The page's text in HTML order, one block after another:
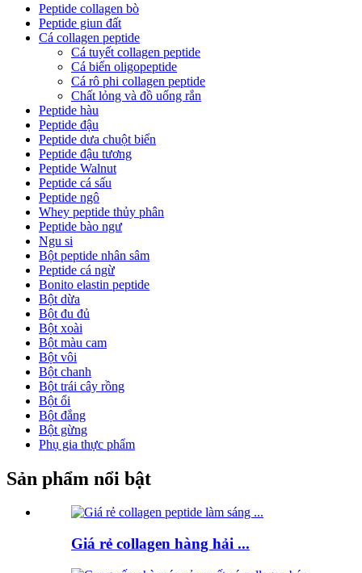
Peptide collagen bò
Peptide giun đất
Cá collagen peptide
Cá tuyết collagen peptide
Cá biển oligopeptide
Cá rô phi collagen peptide
Chất lỏng và đồ uống rắn
Peptide hàu
Peptide đậu
Peptide dưa chuột biển
Peptide đậu tương
Peptide Walnut
Peptide cá sấu
Peptide ngô
Whey peptide thủy phân
Peptide bào ngư
Ngu si
Bột peptide nhân sâm
Peptide cá ngừ
Bonito elastin peptide
Bột dừa
Bột đu đủ
Bột xoài
Bột màu cam
Bột vôi
Bột chanh
Bột trái cây rồng
Bột ổi
Bột đắng
Bột gừng
Phụ gia thực phẩm
Sản phẩm nổi bật
Giá rẻ collagen hàng hải ...